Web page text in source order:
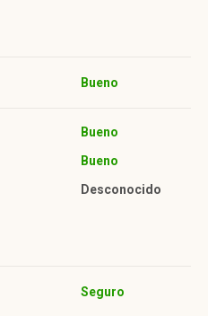
Bueno
Bueno
Bueno
Desconocido
Seguro